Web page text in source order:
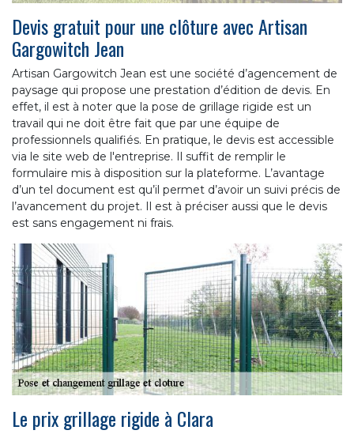
Devis gratuit pour une clôture avec Artisan
Gargowitch Jean
Artisan Gargowitch Jean est une société d’agencement de
paysage qui propose une prestation d’édition de devis. En
effet, il est à noter que la pose de grillage rigide est un
travail qui ne doit être fait que par une équipe de
professionnels qualifiés. En pratique, le devis est accessible
via le site web de l'entreprise. Il suffit de remplir le
formulaire mis à disposition sur la plateforme. L’avantage
d’un tel document est qu’il permet d’avoir un suivi précis de
l’avancement du projet. Il est à préciser aussi que le devis
est sans engagement ni frais.
Le prix grillage rigide à Clara